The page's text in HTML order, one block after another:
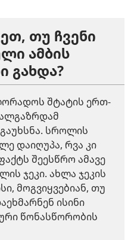
თუ ჩვენი
ამბის
გახდა?
შტატის ერთ-
სროლის
დაიღუპა, რვა კი
შეესწრო ამავე
ჯეკი. ახლა ჯეკის
მოგვიყვებიან, თუ
ისინი
წონასწორობის